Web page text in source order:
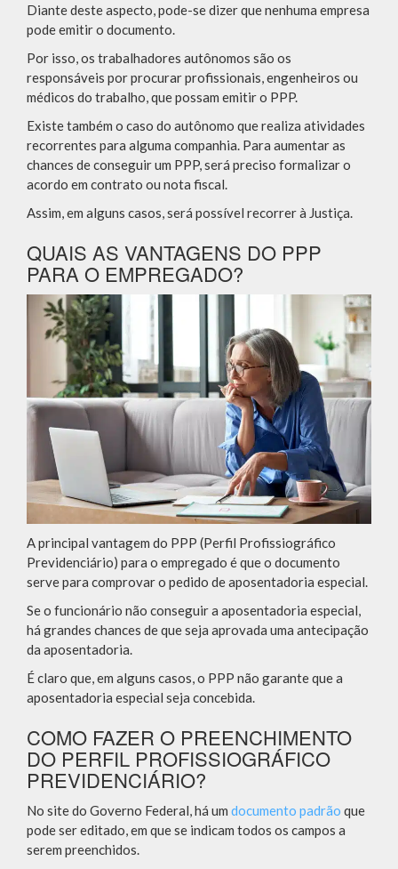
Diante deste aspecto, pode-se dizer que nenhuma empresa
pode emitir o documento.
Por isso, os trabalhadores autônomos são os
responsáveis por procurar profissionais, engenheiros ou
médicos do trabalho, que possam emitir o PPP.
Existe também o caso do autônomo que realiza atividades
recorrentes para alguma companhia. Para aumentar as
chances de conseguir um PPP, será preciso formalizar o
acordo em contrato ou nota fiscal.
Assim, em alguns casos, será possível recorrer à Justiça.
QUAIS AS VANTAGENS DO PPP
PARA O EMPREGADO?
A principal vantagem do PPP (Perfil Profissiográfico
Previdenciário) para o empregado é que o documento
serve para comprovar o pedido de aposentadoria especial.
Se o funcionário não conseguir a aposentadoria especial,
há grandes chances de que seja aprovada uma antecipação
da aposentadoria.
É claro que, em alguns casos, o PPP não garante que a
aposentadoria especial seja concebida.
COMO FAZER O PREENCHIMENTO
DO PERFIL PROFISSIOGRÁFICO
PREVIDENCIÁRIO?
No site do Governo Federal, há um documento padrão que
pode ser editado, em que se indicam todos os campos a
serem preenchidos.